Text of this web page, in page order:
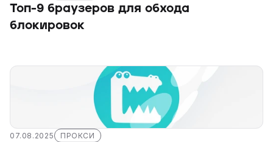
Топ-9 браузеров для обхода
блокировок
07.08.2025 ПРОКСИ